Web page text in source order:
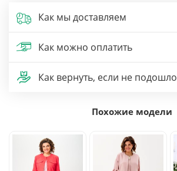
Как мы доставляем
Как можно оплатить
Как вернуть, если не подошло
Похожие модели